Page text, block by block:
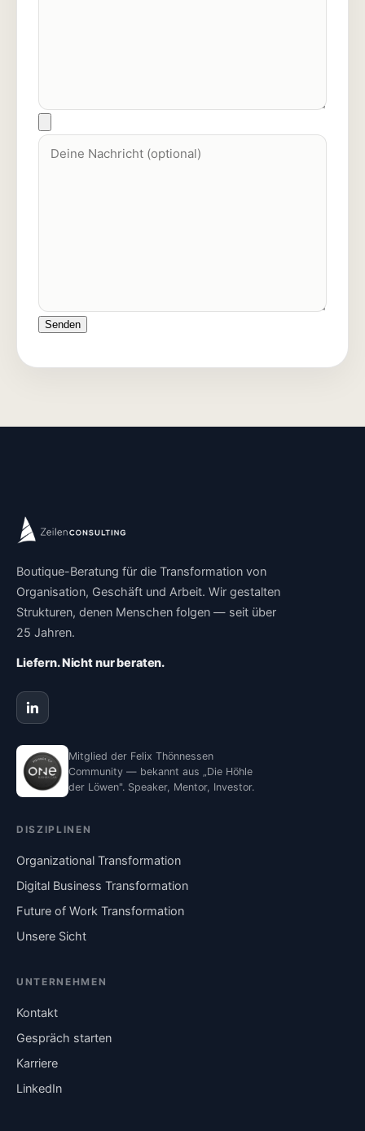
Boutique-Beratung für die Transformation von
Organisation, Geschäft und Arbeit. Wir gestalten
Strukturen, denen Menschen folgen — seit über
25 Jahren.
Liefern. Nicht nur beraten.
Mitglied der Felix Thönnessen
Community — bekannt aus „Die Höhle
der Löwen". Speaker, Mentor, Investor.
DISZIPLINEN
Organizational Transformation
Digital Business Transformation
Future of Work Transformation
Unsere Sicht
UNTERNEHMEN
Kontakt
Gespräch starten
Karriere
LinkedIn